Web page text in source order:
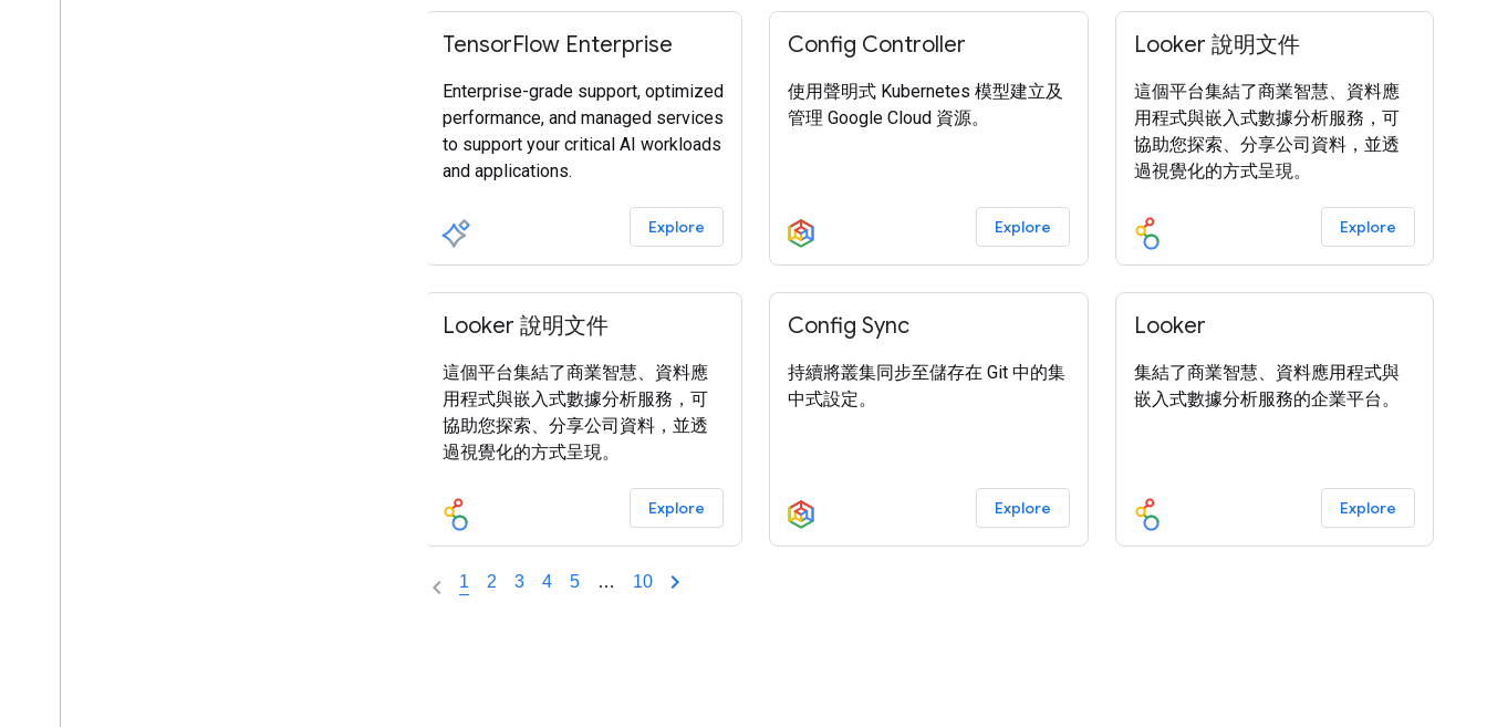
TensorFlow Enterprise
Enterprise-grade support, optimized
performance, and managed services
to support your critical AI workloads
and applications.
Explore
Config Controller
使用聲明式 Kubernetes 模型建立及
管理 Google Cloud 資源。
Explore
Looker 說明文件
這個平台集結了商業智慧、資料應
用程式與嵌入式數據分析服務，可
協助您探索、分享公司資料，並透
過視覺化的方式呈現。
Explore
Looker 說明文件
這個平台集結了商業智慧、資料應
用程式與嵌入式數據分析服務，可
協助您探索、分享公司資料，並透
過視覺化的方式呈現。
Explore
Config Sync
持續將叢集同步至儲存在 Git 中的集
中式設定。
Explore
Looker
集結了商業智慧、資料應用程式與
嵌入式數據分析服務的企業平台。
Explore
1 2 3 4 5 … 10